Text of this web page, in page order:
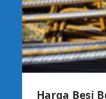
Harga Besi